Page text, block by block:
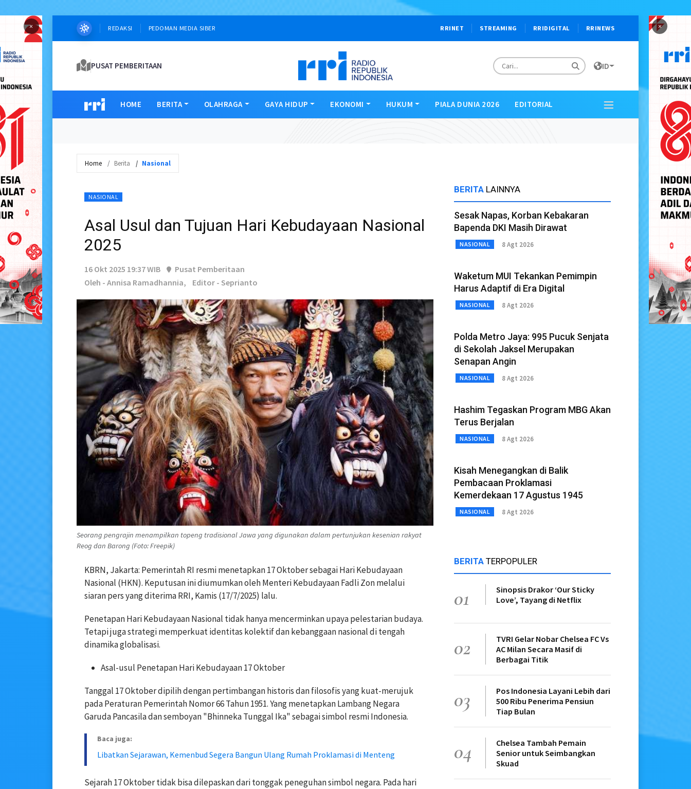
× ×
REDAKSI PEDOMAN MEDIA SIBER RRINET STREAMING RRIDIGITAL RRINEWS
PUSAT PEMBERITAAN ID
HOME BERITA OLAHRAGA GAYA HIDUP EKONOMI HUKUM PIALA DUNIA 2026 EDITORIAL
Home Berita Nasional
NASIONAL
Asal Usul dan Tujuan Hari Kebudayaan Nasional
2025
16 Okt 2025 19:37 WIB
Pusat Pemberitaan
Oleh - Annisa Ramadhannia,
Editor - Seprianto
Seorang pengrajin menampilkan topeng tradisional Jawa yang digunakan dalam pertunjukan kesenian rakyat
Reog dan Barong (Foto: Freepik)
KBRN, Jakarta: Pemerintah RI resmi menetapkan 17 Oktober sebagai Hari Kebudayaan
Nasional (HKN). Keputusan ini diumumkan oleh Menteri Kebudayaan Fadli Zon melalui
siaran pers yang diterima RRI, Kamis (17/7/2025) lalu.
Penetapan Hari Kebudayaan Nasional tidak hanya mencerminkan upaya pelestarian budaya.
Tetapi juga strategi memperkuat identitas kolektif dan kebanggaan nasional di tengah
dinamika globalisasi.
Asal-usul Penetapan Hari Kebudayaan 17 Oktober
Tanggal 17 Oktober dipilih dengan pertimbangan historis dan filosofis yang kuat-merujuk
pada Peraturan Pemerintah Nomor 66 Tahun 1951. Yang menetapkan Lambang Negara
Garuda Pancasila dan semboyan "Bhinneka Tunggal Ika" sebagai simbol resmi Indonesia.
Baca juga:
Libatkan Sejarawan, Kemenbud Segera Bangun Ulang Rumah Proklamasi di Menteng
Sejarah 17 Oktober tidak bisa dilepaskan dari tonggak peneguhan simbol negara. Pada hari
BERITA LAINNYA
Sesak Napas, Korban Kebakaran
Bapenda DKI Masih Dirawat
NASIONAL 8 Agt 2026
Waketum MUI Tekankan Pemimpin
Harus Adaptif di Era Digital
NASIONAL 8 Agt 2026
Polda Metro Jaya: 995 Pucuk Senjata
di Sekolah Jaksel Merupakan
Senapan Angin
NASIONAL 8 Agt 2026
Hashim Tegaskan Program MBG Akan
Terus Berjalan
NASIONAL 8 Agt 2026
Kisah Menegangkan di Balik
Pembacaan Proklamasi
Kemerdekaan 17 Agustus 1945
NASIONAL 8 Agt 2026
BERITA TERPOPULER
01
Sinopsis Drakor ‘Our Sticky
Love’, Tayang di Netflix
02
TVRI Gelar Nobar Chelsea FC Vs
AC Milan Secara Masif di
Berbagai Titik
03
Pos Indonesia Layani Lebih dari
500 Ribu Penerima Pensiun
Tiap Bulan
04
Chelsea Tambah Pemain
Senior untuk Seimbangkan
Skuad